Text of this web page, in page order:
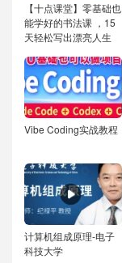
【十点课堂】零基础也
能学好的书法课 ，15
天轻松写出漂亮人生
Vibe Coding实战教程
计算机组成原理-电子
科技大学